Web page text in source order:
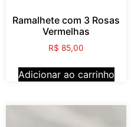
Ramalhete com 3 Rosas
Vermelhas
R$ 85,00
Adicionar ao carrinho